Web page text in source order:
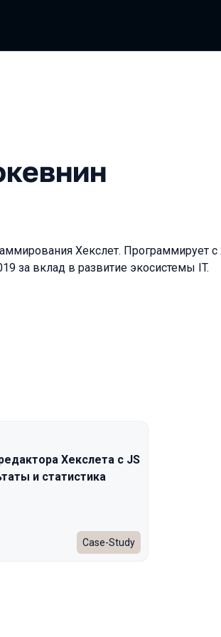
Хекслет. Программирует с
за вклад в развитие экосистемы IT.
2024 Spring
Хекслета с JS
и статистика
Case-Study